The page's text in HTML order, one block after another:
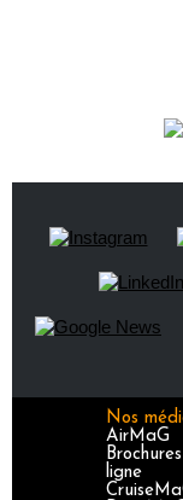
Nos
AirMaG
ligne